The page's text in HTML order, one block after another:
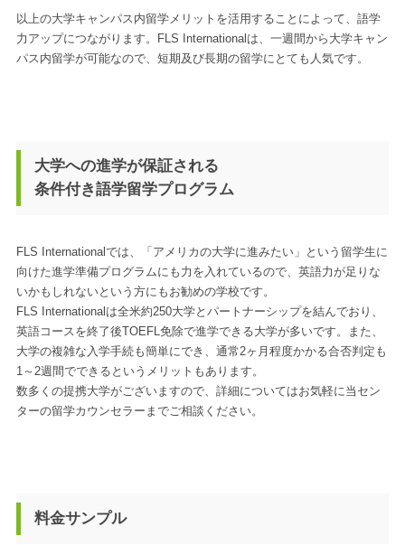
以上の大学キャンパス内留学メリットを活用することによって、語学
力アップにつながります。FLS Internationalは、一週間から大学キャン
パス内留学が可能なので、短期及び長期の留学にとても人気です。
大学への進学が保証される
条件付き語学留学プログラム
FLS Internationalでは、「アメリカの大学に進みたい」という留学生に
向けた進学準備プログラムにも力を入れているので、英語力が足りな
いかもしれないという方にもお勧めの学校です。
FLS Internationalは全米約250大学とパートナーシップを結んでおり、
英語コースを終了後TOEFL免除で進学できる大学が多いです。また、
大学の複雑な入学手続も簡単にでき、通常2ヶ月程度かかる合否判定も
1～2週間でできるというメリットもあります。
数多くの提携大学がございますので、詳細についてはお気軽に当セン
ターの留学カウンセラーまでご相談ください。
料金サンプル